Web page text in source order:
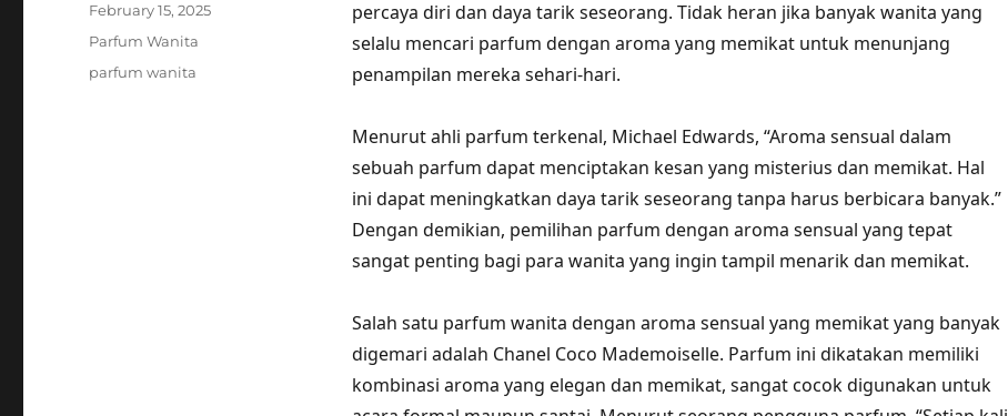
percaya diri dan daya tarik seseorang. Tidak heran jika banyak wanita yang
selalu mencari parfum dengan aroma yang memikat untuk menunjang
penampilan mereka sehari-hari.
Menurut ahli parfum terkenal, Michael Edwards, “Aroma sensual dalam
sebuah parfum dapat menciptakan kesan yang misterius dan memikat. Hal
ini dapat meningkatkan daya tarik seseorang tanpa harus berbicara banyak.”
Dengan demikian, pemilihan parfum dengan aroma sensual yang tepat
sangat penting bagi para wanita yang ingin tampil menarik dan memikat.
Salah satu parfum wanita dengan aroma sensual yang memikat yang banyak
digemari adalah Chanel Coco Mademoiselle. Parfum ini dikatakan memiliki
kombinasi aroma yang elegan dan memikat, sangat cocok digunakan untuk
Posted
February 15, 2025
Categories
Parfum Wanita
Tags
parfum wanita